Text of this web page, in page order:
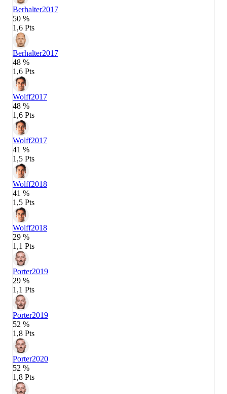
Berhalter2017
50 %
1,6 Pts
Berhalter2017
48 %
1,6 Pts
Wolff2017
48 %
1,6 Pts
Wolff2017
41 %
1,5 Pts
Wolff2018
41 %
1,5 Pts
Wolff2018
29 %
1,1 Pts
Porter2019
29 %
1,1 Pts
Porter2019
52 %
1,8 Pts
Porter2020
52 %
1,8 Pts